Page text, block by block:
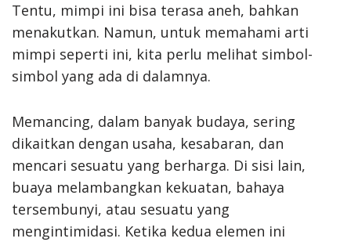
Tentu, mimpi ini bisa terasa aneh, bahkan
menakutkan. Namun, untuk memahami arti
mimpi seperti ini, kita perlu melihat simbol-
simbol yang ada di dalamnya.
Memancing, dalam banyak budaya, sering
dikaitkan dengan usaha, kesabaran, dan
mencari sesuatu yang berharga. Di sisi lain,
buaya melambangkan kekuatan, bahaya
tersembunyi, atau sesuatu yang
mengintimidasi. Ketika kedua elemen ini